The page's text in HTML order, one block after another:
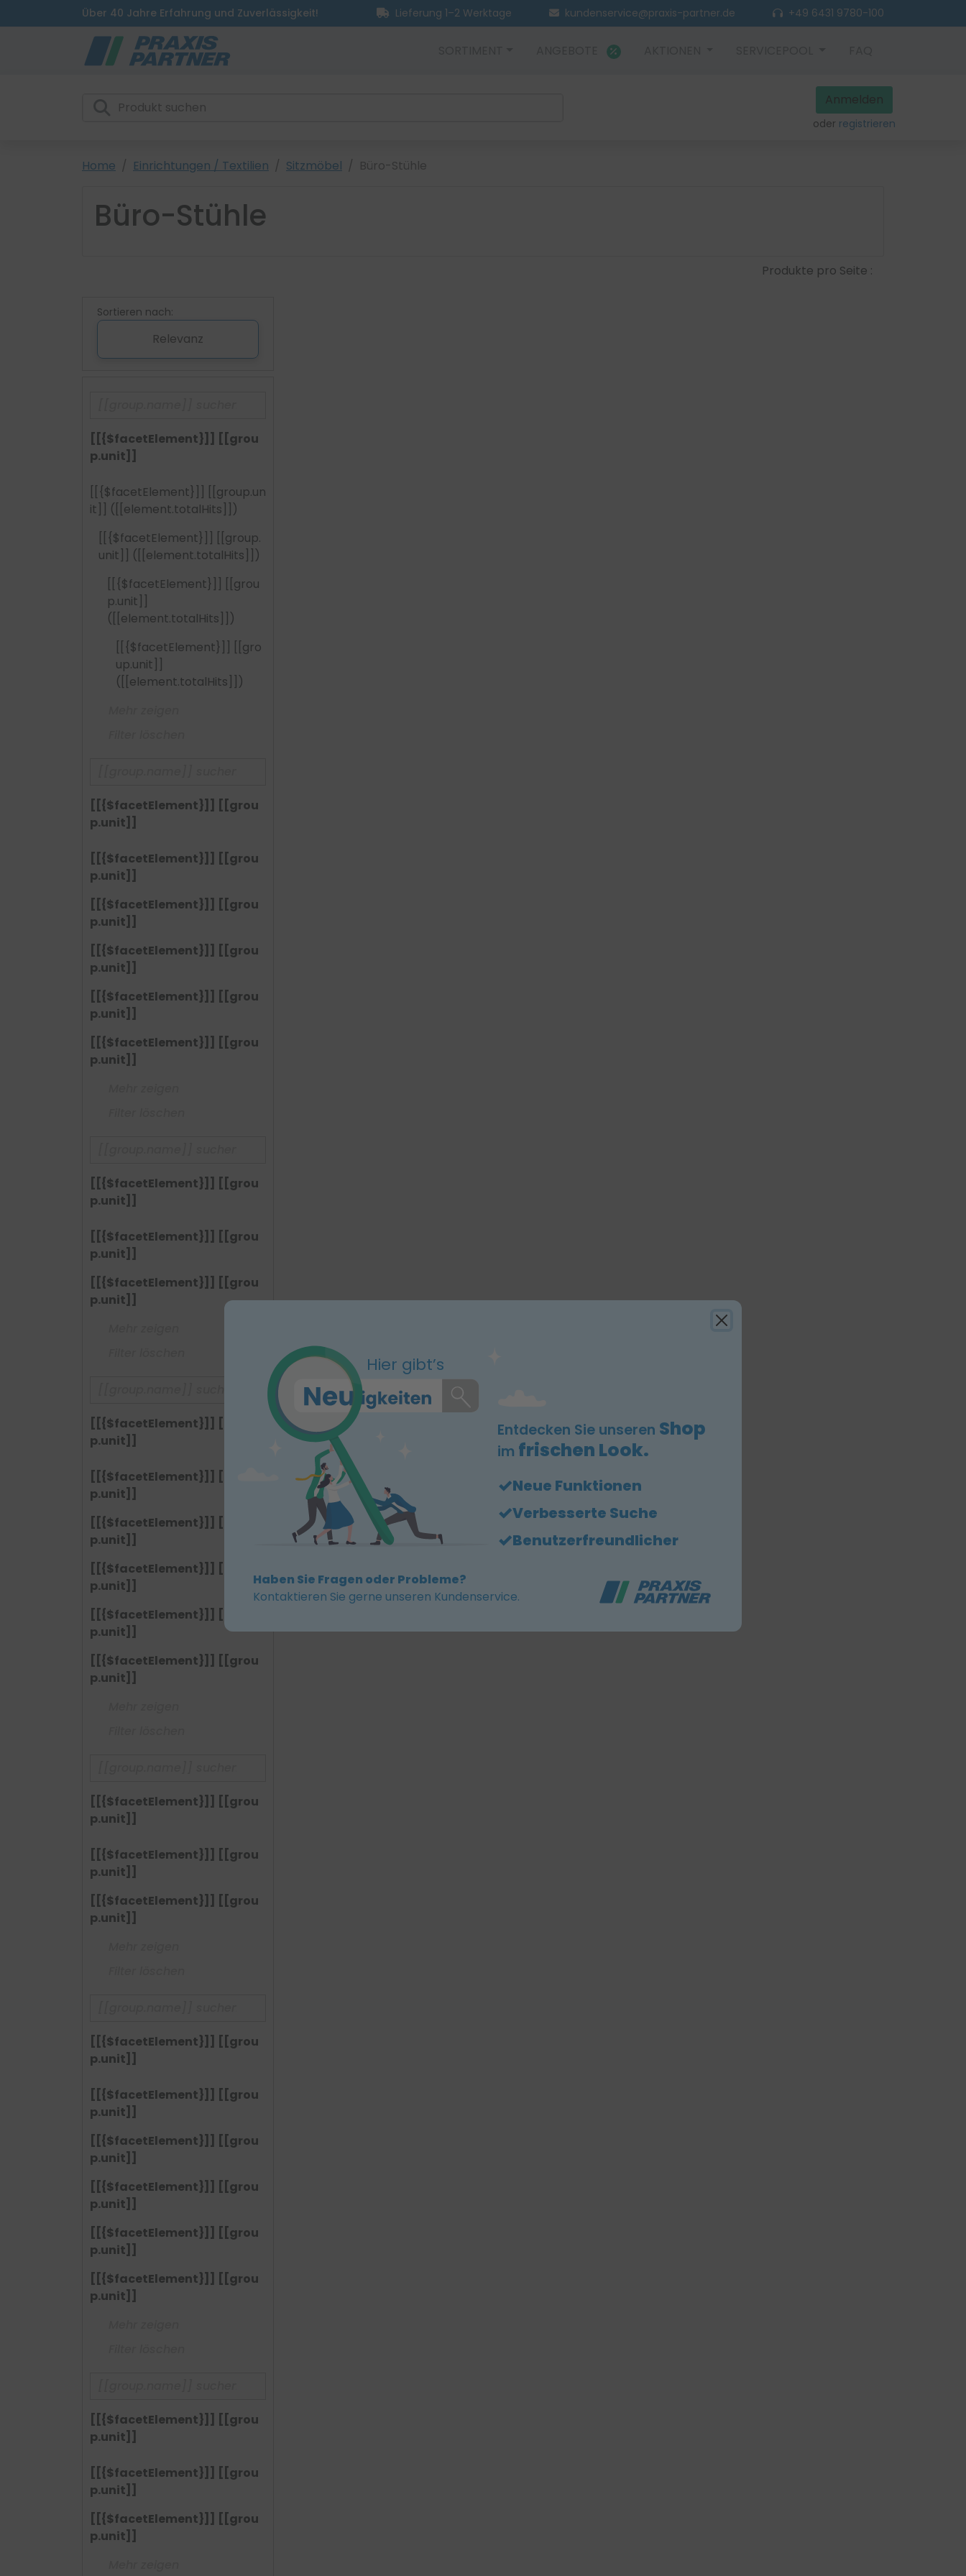
Über 40 Jahre Erfahrung und Zuverlässigkeit! Lieferung 1–2 Werktage kundenservice@praxis-partner.de +49 6431 9780-100
Anmelden
oder registrieren
Home Einrichtungen / Textilien Sitzmöbel Büro-Stühle
Büro-Stühle
Produkte pro Seite :
Sortieren nach:
Relevanz
[[{$facetElement}]] [[grou
p.unit]]
[[{$facetElement}]] [[group.un
it]]
([[element.totalHits]])
[[{$facetElement}]] [[group.
unit]]
([[element.totalHits]])
[[{$facetElement}]] [[grou
p.unit]]
([[element.totalHits]])
[[{$facetElement}]] [[gro
up.unit]]
([[element.totalHits]])
[[{$facetElement}]] [[grou
p.unit]]
[[{$facetElement}]] [[grou
p.unit]]
[[{$facetElement}]] [[grou
p.unit]]
[[{$facetElement}]] [[grou
p.unit]]
[[{$facetElement}]] [[grou
p.unit]]
[[{$facetElement}]] [[grou
p.unit]]
[[{$facetElement}]] [[grou
p.unit]]
[[{$facetElement}]] [[grou
p.unit]]
[[{$facetElement}]] [[grou
p.unit]]
[[{$facetElement}]] [[grou
p.unit]]
[[{$facetElement}]] [[grou
p.unit]]
[[{$facetElement}]] [[grou
p.unit]]
[[{$facetElement}]] [[grou
p.unit]]
[[{$facetElement}]] [[grou
p.unit]]
[[{$facetElement}]] [[grou
p.unit]]
[[{$facetElement}]] [[grou
p.unit]]
[[{$facetElement}]] [[grou
p.unit]]
[[{$facetElement}]] [[grou
p.unit]]
[[{$facetElement}]] [[grou
p.unit]]
[[{$facetElement}]] [[grou
p.unit]]
[[{$facetElement}]] [[grou
p.unit]]
[[{$facetElement}]] [[grou
p.unit]]
[[{$facetElement}]] [[grou
p.unit]]
[[{$facetElement}]] [[grou
p.unit]]
[[{$facetElement}]] [[grou
p.unit]]
[[{$facetElement}]] [[grou
p.unit]]
[[{$facetElement}]] [[grou
p.unit]]
Hier gibt’s
Entdecken Sie unseren Shop
im frischen Look.
Neue Funktionen
Verbesserte Suche
Benutzerfreundlicher
Haben Sie Fragen oder Probleme?
Kontaktieren Sie gerne unseren Kundenservice.